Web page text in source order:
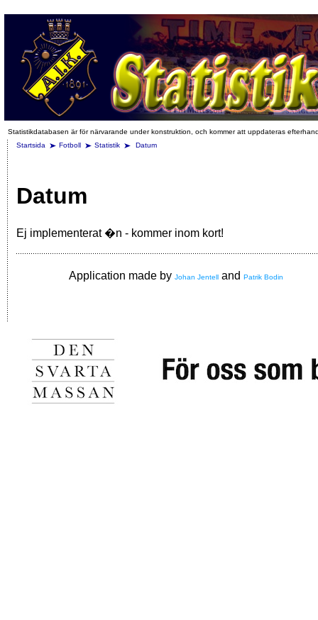
Statistikdatabasen är för närvarande under konstruktion, och kommer att uppdateras
Startsida
Fotboll Statistik Datum
Datum
Ej implementerat �n - kommer inom kort!
Application made by Johan Jentell and Patrik Bodin